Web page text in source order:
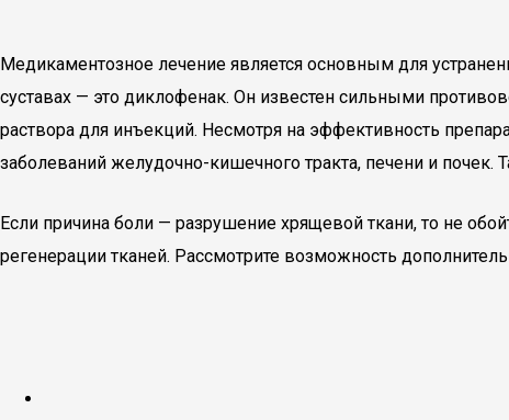
Медикаментозное лечение является основным для
суставах — это диклофенак. Он известен сильными
раствора для инъекций. Несмотря на эффективность
заболеваний желудочно-кишечного тракта, печени и почек.
Если причина боли — разрушение хрящевой ткани, то не
регенерации тканей. Рассмотрите возможность